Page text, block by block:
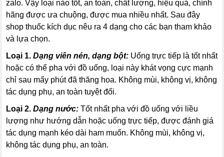
zalo. Vậy loại nào tốt, an toàn, chất lượng, hiệu quả, chính
hãng được ưa chuộng, được mua nhiều nhất. Sau đây
shop thuốc kích dục nêu ra 4 dạng cho các bạn tham khảo
và lựa chọn.
Loại 1. Dạng viên nén, dạng bột: Uống trực tiếp là tốt nhất
hoặc có thể pha với đồ uống, loại này khát vọng cực mạnh
chỉ sau mấy phút đã thăng hoa. Không mùi, không vị, không
tác dụng phụ, an toàn tuyệt đối.
Loại 2. Dạng nước: Tốt nhất pha với đồ uống với liều
lượng như hướng dẫn hoặc uống trực tiếp, được đánh giá
tác dụng mạnh kéo dài ham muốn. Không mùi, không vị,
không tác dụng phụ, an toàn.